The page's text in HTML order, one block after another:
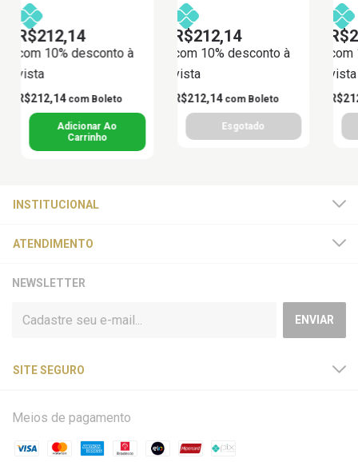
R$212,14
com 10% desconto à
vista
R$212,14 com Boleto
R$212,14
com 10% desconto à
vista
R$212,14 com Boleto
vista
INSTITUCIONAL
ATENDIMENTO
NEWSLETTER
SITE SEGURO
Meios de pagamento